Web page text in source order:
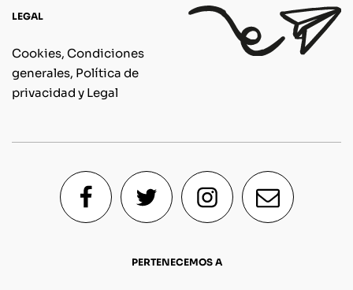
LEGAL
Cookies, Condiciones
generales, Política de
privacidad y Legal
PERTENECEMOS A